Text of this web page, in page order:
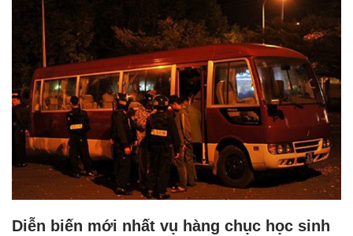
Diễn biến mới nhất vụ hàng chục học sinh